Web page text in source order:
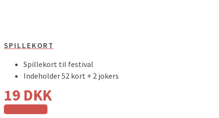
SPILLEKORT
Spillekort til festival
Indeholder 52 kort + 2 jokers
19 DKK
Tilføj til kurv